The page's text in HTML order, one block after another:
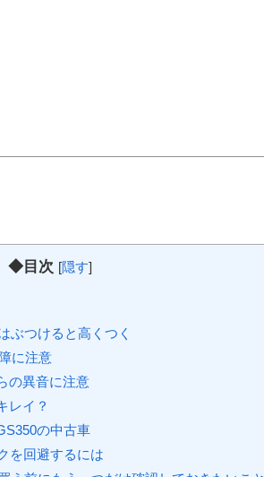
◆目次 [隠す]
ぶつけると高くつく
に注意
の異音に注意
レイ？
の中古車
を回避するには